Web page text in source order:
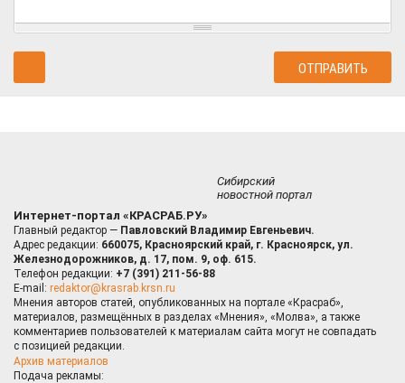
Сибирский
новостной портал
Интернет-портал «КРАСРАБ.РУ»
Главный редактор — Павловский Владимир Евгеньевич.
Адрес редакции: 660075, Красноярский край, г. Красноярск, ул.
Железнодорожников, д. 17, пом. 9, оф. 615.
Телефон редакции: +7 (391) 211-56-88
E-mail: redaktor@krasrab.krsn.ru
Мнения авторов статей, опубликованных на портале «Красраб»,
материалов, размещённых в разделах «Мнения», «Молва», а также
комментариев пользователей к материалам сайта могут не совпадать
с позицией редакции.
Архив материалов
Подача рекламы: